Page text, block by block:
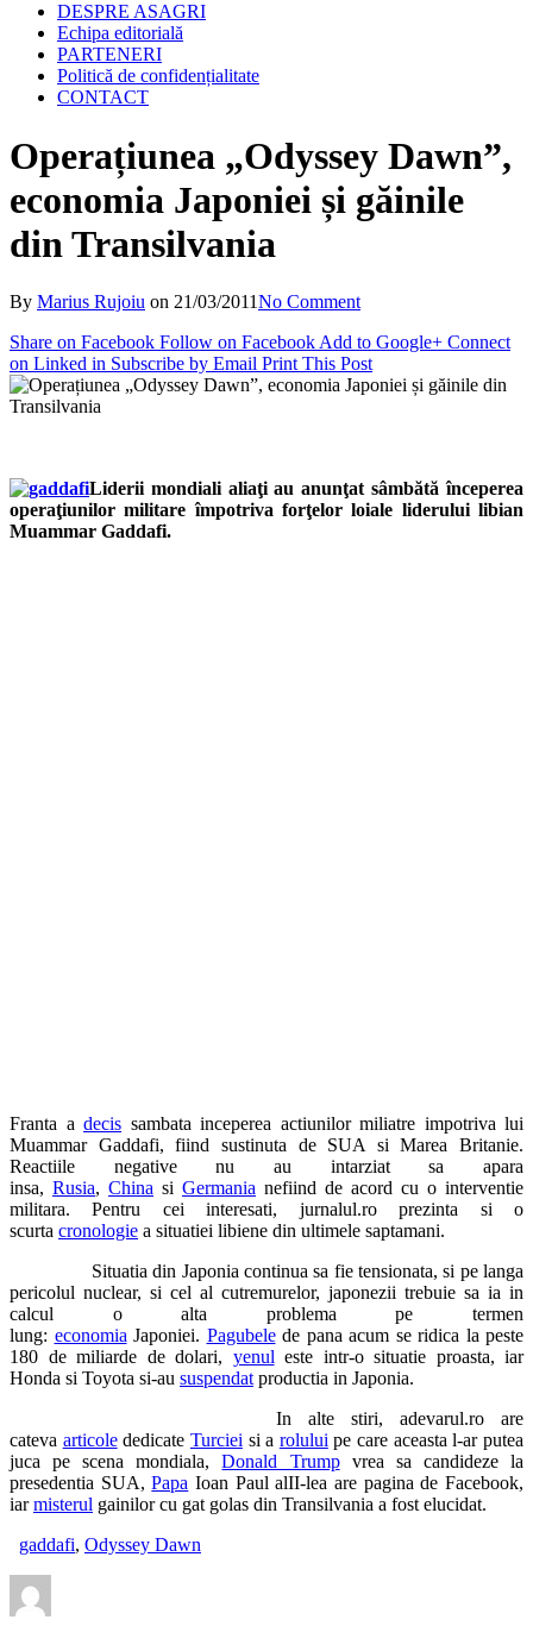
DESPRE ASAGRI
Echipa editorială
PARTENERI
Politică de confidențialitate
CONTACT
Operațiunea „Odyssey Dawn”,
economia Japoniei și găinile
din Transilvania
By Marius Rujoiu on 21/03/2011No Comment
Share on Facebook Follow on Facebook Add to Google+ Connect
on Linked in Subscribe by Email Print This Post
Liderii mondiali aliaţi au anunţat sâmbătă începerea
operaţiunilor militare împotriva forţelor loiale liderului libian
Muammar Gaddafi.
Franta a decis sambata inceperea actiunilor miliatre impotriva lui
Muammar Gaddafi, fiind sustinuta de SUA si Marea Britanie.
Reactiile negative nu au intarziat sa apara
insa, Rusia, China si Germania nefiind de acord cu o interventie
militara. Pentru cei interesati, jurnalul.ro prezinta si o
scurta cronologie a situatiei libiene din ultimele saptamani.
Situatia din Japonia continua sa fie tensionata, si pe langa
pericolul nuclear, si cel al cutremurelor, japonezii trebuie sa ia in
calcul o alta problema pe termen
lung: economia Japoniei. Pagubelede pana acum se ridica la peste
180 de miliarde de dolari, yenul este intr-o situatie proasta, iar
Honda si Toyota si-au suspendat productia in Japonia.
In alte stiri, adevarul.ro are
cateva articolededicate Turciei si a rolului pe care aceasta l-ar putea
juca pe scena mondiala,Donald Trumpvrea sa candideze la
presedentia SUA,Papa Ioan Paul alII-lea are pagina de Facebook,
iarmisterul gainilor cu gat golas din Transilvania a fost elucidat.
gaddafi, Odyssey Dawn